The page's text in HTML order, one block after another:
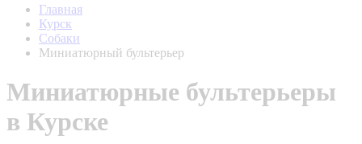
Главная
Курск
Собаки
Миниатюрный бультерьер
Миниатюрные бультерьеры
в Курске